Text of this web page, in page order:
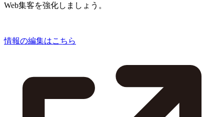
Web集客を強化しましょう。
情報の編集はこちら